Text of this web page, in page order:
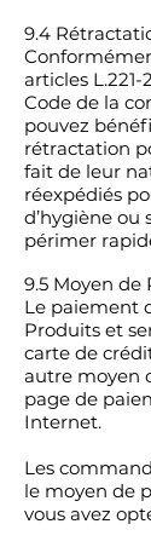
9.4
articles L.221-
Code de la
pouvez
rétractation
fait de leur
réexpédiés
d’hygiène ou
périmer
9.5 Moyen de
Le paiement
Produits et
carte de
autre moyen
page de
Internet.
Les
le moyen de
vous avez